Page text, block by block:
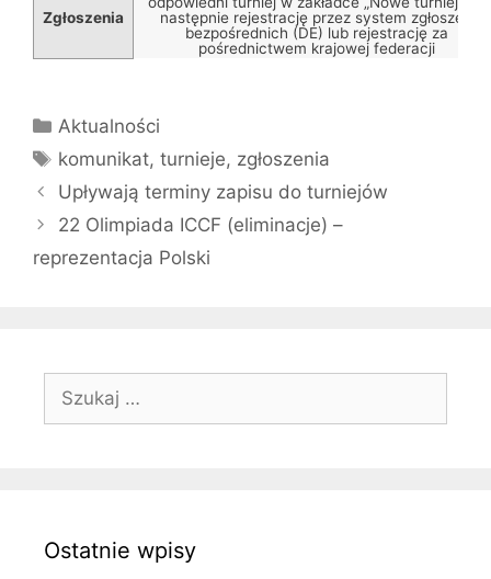
Zgłoszenia
następnie rejestrację przez system zgłoszeń
bezpośrednich (DE) lub rejestrację za
pośrednictwem krajowej federacji
Kategorie
Aktualności
Tagi
komunikat,turnieje, zgłoszenia
Upływają terminy zapisu do turniejów
22 Olimpiada ICCF (eliminacje) –
reprezentacja Polski
Ostatnie wpisy